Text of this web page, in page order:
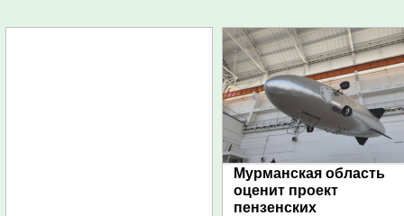
Мурманская область
оценит проект
пензенских